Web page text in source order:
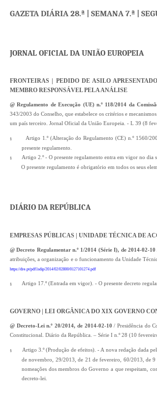
GAZETA DIÁRIA 28.ª | SEMANA 7.ª |
JORNAL OFICIAL DA UNIÃO EUROPEIA
FRONTEIRAS | PEDIDO DE ASILO
MEMBRO RESPONSÁVEL PELA ANÁLISE
@ Regulamento de Execução (UE) n.º 118/2014 da
343/2003 do Conselho, que estabelece os critérios e
um país terceiro. Jornal Oficial da União Europeia. - L 39 (8
§
Artigo 1.º (Alteração do Regulamento (CE) n.º 1560/
presente regulamento.
§
Artigo 2.º - O presente regulamento entra em vigor no
O presente regulamento é obrigatório em todos os seus
DIÁRIO DA REPÚBLICA
EMPRESAS PÚBLICAS | UNIDADE TÉCNICA DE
@ Decreto Regulamentar n.º 1/2014 (Série I), de 2014-02-10
atribuições, a organização e o funcionamento da Unidade
https://dre.pt/pdf1sdip/2014/02/02800/0127101274.pdf
§ Artigo 17.º (Entrada em vigor). - O presente decreto
GOVERNO | LEI ORGÂNICA DO XIX GOVERNO
@ Decreto-Lei n.º 20/2014, de 2014-02-10 / Presidência do
Constitucional. Diário da República. – Série I n.º 28 (10
§
Artigo 3.º (Produção de efeitos). - A nova redação dada
de novembro, 29/2013, de 21 de fevereiro, 60/2013, de
nomeações dos membros do Governo a que respeitam,
decreto-lei.